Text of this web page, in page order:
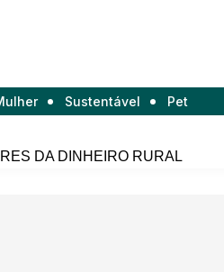
Sustentável Pet
DA DINHEIRO RURAL